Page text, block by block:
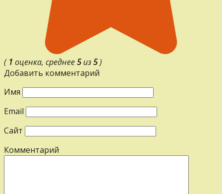
( 1 оценка, среднее5из5)
Добавить комментарий
Имя
Email
Сайт
Комментарий